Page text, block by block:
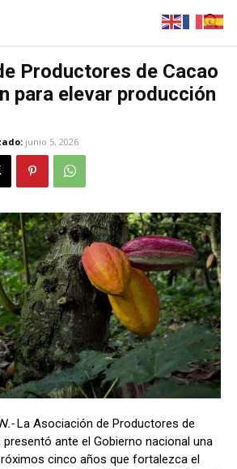
Productores de Cacao
para elevar producción
junio 5, 2026
La Asociación de Productores de
ante el Gobierno nacional una
cinco años que fortalezca el